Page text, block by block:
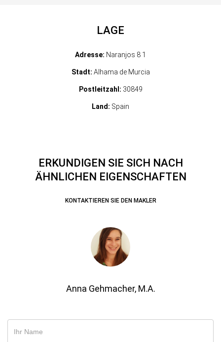
LAGE
Adresse: Naranjos 8 1
Stadt: Alhama de Murcia
Postleitzahl: 30849
Land: Spain
ERKUNDIGEN SIE SICH NACH
ÄHNLICHEN EIGENSCHAFTEN
KONTAKTIEREN SIE DEN MAKLER
Anna Gehmacher, M.A.